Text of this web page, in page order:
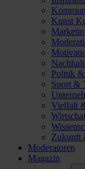
Kunst
Politik
Sport &
Vielfalt
Zukunft
Moderatoren
Magazin